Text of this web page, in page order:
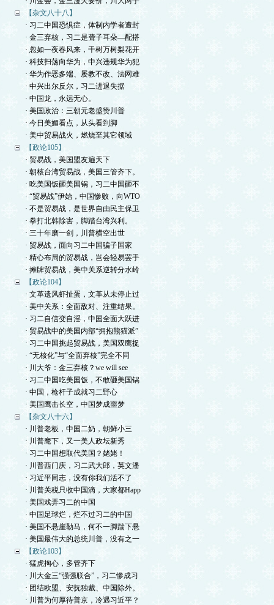
【杂文八十八】
· 习二中国恐惧症，体制内学者遭封
· 金三弃核，习二是聋子耳朵—配搭
· 忽如一夜春风来，千树万树梨花开
· 科技扫荡向华为，中兴违规华为犯
· 华为作恶多端、屡教不改、法网难
· 中兴出尔反尔，习二进退失据
· 中国龙，永远无心。
· 美国政治：三朝元老盛赞川普
· 今日美媚看点，从头看到脚
· 美中贸易战火，燃烧至其它领域
【政论105】
· 贸易战，美国盟友遍天下
· 朝核台湾贸易战，美国三管齐下。
· 吃美国饭砸美国锅，习二中国砸不
· “贸易战”伊始，中国惨败，向WTO
· 不是贸易战，是世界自由民主保卫
· 拳打北韩除害，脚踏台湾兴利。
· 三十年磨一剑，川普横空出世
· 贸易战，面向习二中国骗子国家
· 精心布局的贸易战，岂会轻易罢手
· 摊牌贸易战，美中关系逆转分水岭
【政论104】
· 文革遗风虾扯蛋，文革从未停止过
· 美中关系：全面敌对、注重结果。
· 习二自信变自淫，中国全面大跃进
· 贸易战中的美国内部“拥抱熊猫派”
· 习二中国挑起贸易战，美国双鹰捉
· “无核化”与“全面弃核”完全不同
· 川大爷：金三弃核？we will see
· 习二中国吃美国饭，不敢砸美国锅
· 中国，枪杆子成就习二野心
· 美国鹰击长空，中国梦成噩梦
【杂文八十六】
· 川普老板，中国二奶，朝鲜小三
· 川普麾下，又一美人政坛新秀
· 习二中国想取代美国？姥姥！
· 川普西门庆，习二武大郎，英文潘
· 习近平同志，没有你我们活不了
· 川普关税只收中国滴，大家都Happ
· 美国戏弄习二的中国
· 中国足球烂，烂不过习二的中国
· 美国不悬崖勒马，何不一脚踹下悬
· 美国最伟大的总统川普，没有之一
【政论103】
· 猛虎掏心，多管齐下
· 川大金三“强强联合”，习二惨成习
· 团结欧盟、安抚独裁、中国除外。
· 川普为何厚待普京，冷遇习近平？